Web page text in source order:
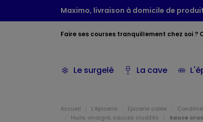
Maximo, livraison à domicile de
Faire ses courses tranquillement chez soi
Le surgelé La cave
Accueil L'épicerie Epicerie salée
Huile, vinaigre, sauces crudités
Sauce